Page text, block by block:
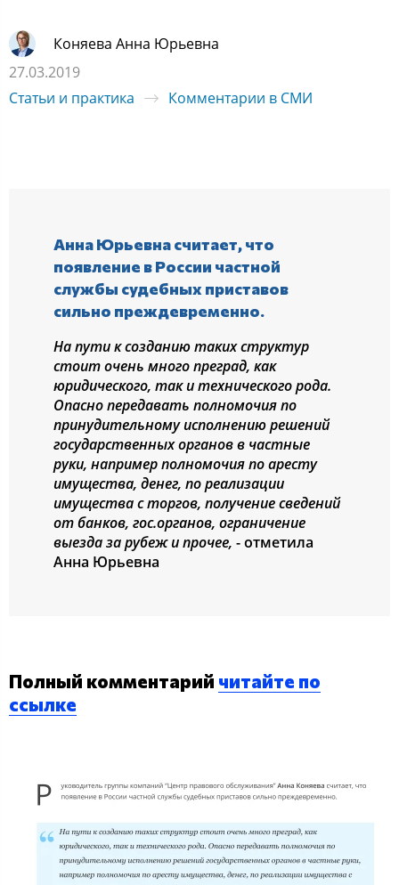
Коняева Анна Юрьевна
27.03.2019
Статьи и практика
Комментарии в СМИ
Анна Юрьевна считает, что
появление в России частной
службы судебных приставов
сильно преждевременно.
На пути к созданию таких структур
стоит очень много преград, как
юридического, так и технического рода.
Опасно передавать полномочия по
принудительному исполнению решений
государственных органов в частные
руки, например полномочия по аресту
имущества, денег, по реализации
имущества с торгов, получение сведений
от банков, гос.органов, ограничение
выезда за рубеж и прочее, - отметила
Анна Юрьевна
Полный комментарий читайте по
ссылке